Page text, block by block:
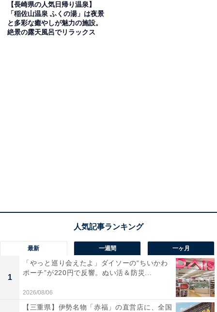
【長崎県の人気日帰り温泉】
「稲佐山温泉 ふくの湯」は夜景
と多彩な癒やしが魅力の施設。
絶景の露天風呂でリラックス
最新 一週間 一ヶ月
1
「やっと巡り会えたよ」ダイソーの“ちいかわ
ポーチ”が220円で反響。ぬい活＆防災...
2026/08/06
【三重県】伊勢名物「赤福」の直営店に、全国